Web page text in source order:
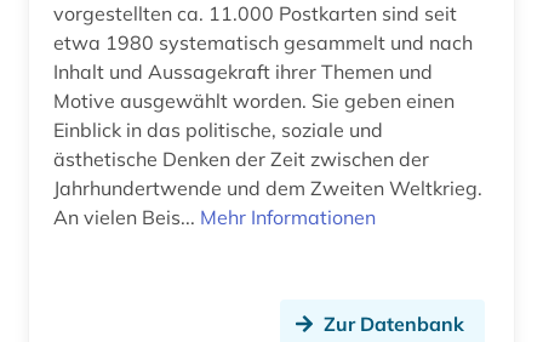
corinth (1)
corpus (1)
cranach (1)
côte divoire (1)
vorgestellten ca. 11.000 Postkarten sind seit
etwa 1980 systematisch gesammelt und nach
Inhalt und Aussagekraft ihrer Themen und
Motive ausgewählt worden. Sie geben einen
Einblick in das politische, soziale und
ästhetische Denken der Zeit zwischen der
Jahrhundertwende und dem Zweiten Weltkrieg.
An vielen Beis... Mehr Informationen
Zur Datenbank